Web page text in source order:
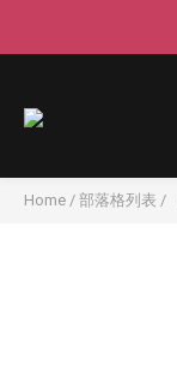
Home / 部落格列表 /